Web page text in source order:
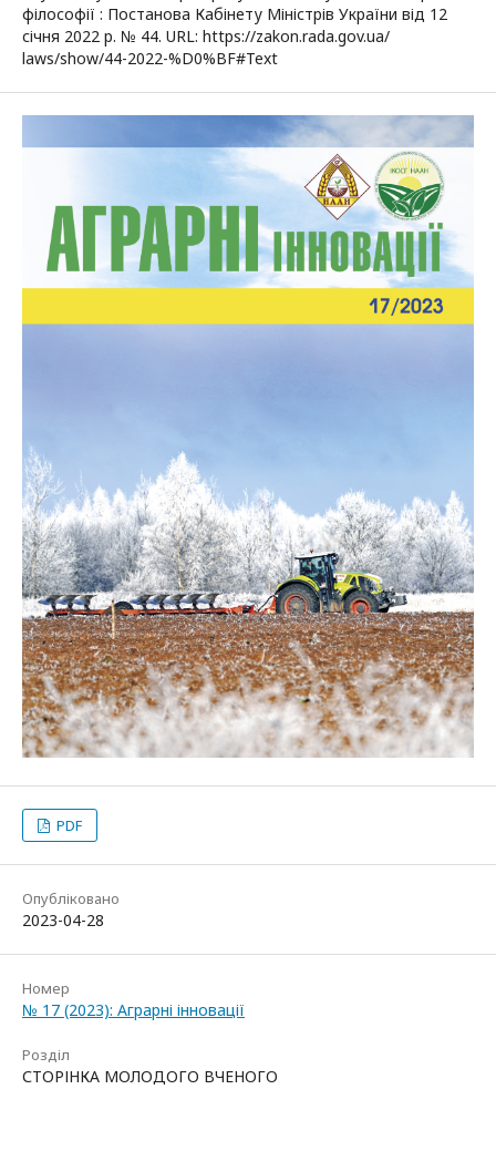
філософії : Постанова Кабінету Міністрів України від 12
січня 2022 р. № 44. URL: https://zakon.rada.gov.ua/
laws/show/44-2022-%D0%BF#Text
PDF
Опубліковано
2023-04-28
Номер
№ 17 (2023): Аграрні інновації
Розділ
СТОРІНКА МОЛОДОГО ВЧЕНОГО